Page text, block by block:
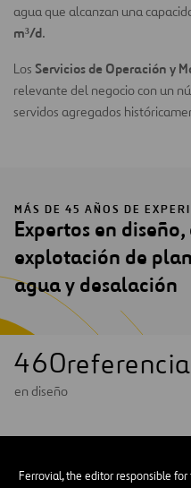
Ferrovial, the editor responsible
agua que alcanzan una
m³/d.
Los Servicios de Operación y
relevante del negocio con un
servidos agregados
MÁS DE 45 AÑOS DE
Expertos en
explotación de
agua y desalación
460
en diseño